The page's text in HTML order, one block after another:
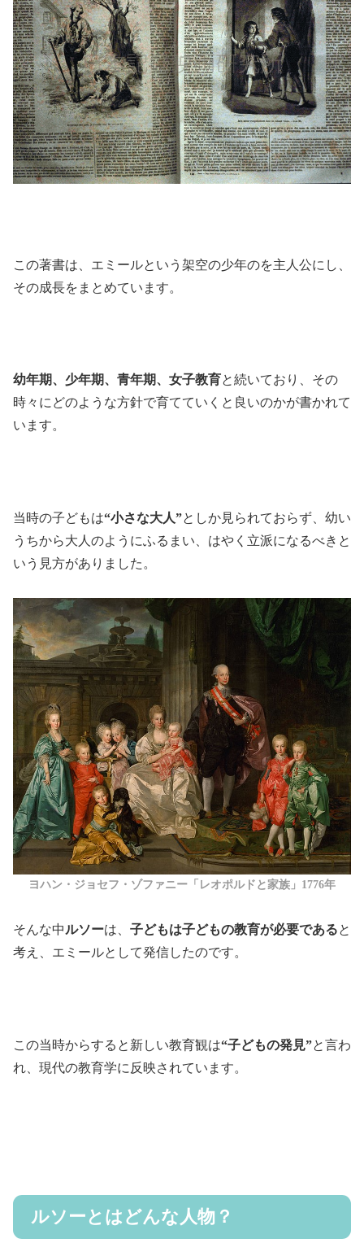
この著書は、エミールという架空の少年のを主人公にし、
その成長をまとめています。
幼年期、少年期、青年期、女子教育と続いており、その
時々にどのような方針で育てていくと良いのかが書かれて
います。
当時の子どもは“小さな大人”としか見られておらず、幼い
うちから大人のようにふるまい、はやく立派になるべきと
いう見方がありました。
ヨハン・ジョセフ・ゾファニー「レオポルドと家族」1776年
そんな中ルソーは、 子どもは子どもの教育が必要であると
考え、エミールとして発信したのです。
この当時からすると新しい教育観は“子どもの発見”と言わ
れ、現代の教育学に反映されています。
ルソーとはどんな人物？